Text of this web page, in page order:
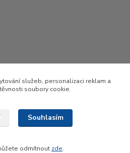
sběr cookies.
služeb, personalizaci reklam a
soubory cookie.
Souhlasím
odmítnout zde.